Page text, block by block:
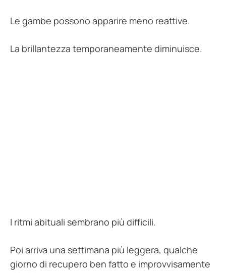
Le gambe possono apparire meno reattive.
La brillantezza temporaneamente diminuisce.
I ritmi abituali sembrano più difficili.
Poi arriva una settimana più leggera, qualche
giorno di recupero ben fatto e improvvisamente